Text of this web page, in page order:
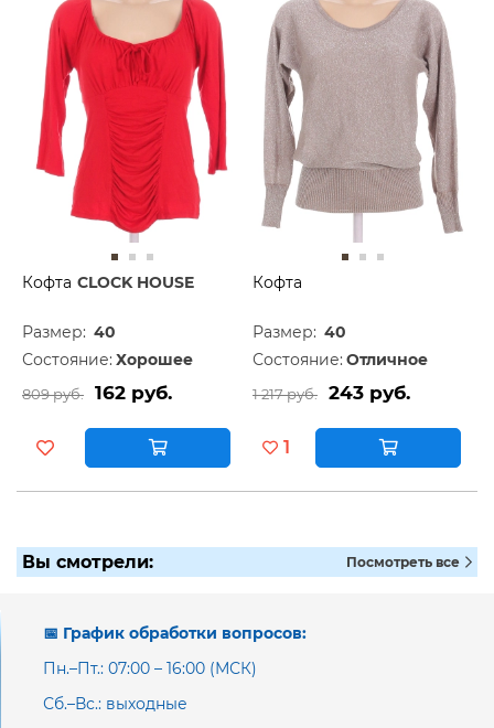
Кофта CLOCK HOUSE
Размер: 40
Состояние: Хорошее
809 руб. 162 руб.
Кофта
Размер: 40
Состояние: Отличное
1 217 руб. 243 руб.
1
Вы смотрели: Посмотреть все
📅 График обработки вопросов:
Пн.–Пт.: 07:00 – 16:00 (МСК)
Сб.–Вс.: выходные